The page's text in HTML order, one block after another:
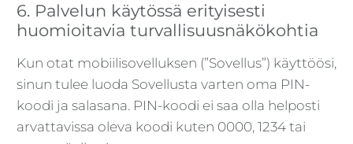
6. Palvelun käytössä erityisesti
huomioitavia turvallisuusnäkökohtia
Kun otat mobiilisovelluksen (”Sovellus”) käyttöösi,
sinun tulee luoda Sovellusta varten oma PIN-
koodi ja salasana. PIN-koodi ei saa olla helposti
arvattavissa oleva koodi kuten 0000, 1234 tai